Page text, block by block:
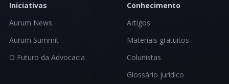
Iniciativas
Aurum News
Aurum Summit
O Futuro da Advocacia
Conhecimento
Artigos
Materiais gratuitos
Colunistas
Glossário jurídico